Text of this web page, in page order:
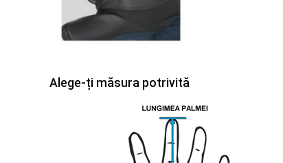
Alege-ți măsura potrivită